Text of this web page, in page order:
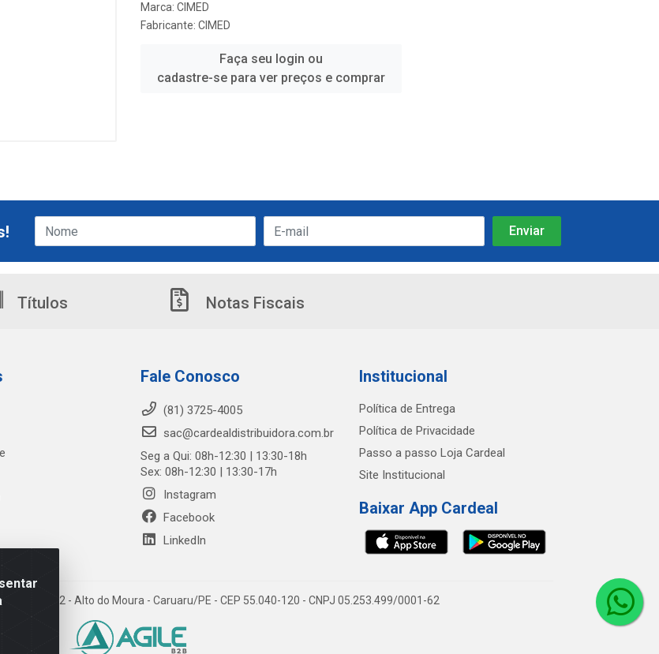
Marca: CIMED
Fabricante: CIMED
Faça seu login ou
cadastre-se para ver preços e comprar
Títulos Notas Fiscais
Fale Conosco
(81) 3725-4005
sac@cardealdistribuidora.com.br
Seg a Qui: 08h-12:30 | 13:30-18h
Sex: 08h-12:30 | 13:30-17h
Instagram
Facebook
LinkedIn
Institucional
Política de Entrega
Política de Privacidade
Passo a passo Loja Cardeal
Site Institucional
Baixar App Cardeal
Moura, 582 - Alto do Moura - Caruaru/PE - CEP 55.040-120 - CNPJ 05.253.499/0001-62